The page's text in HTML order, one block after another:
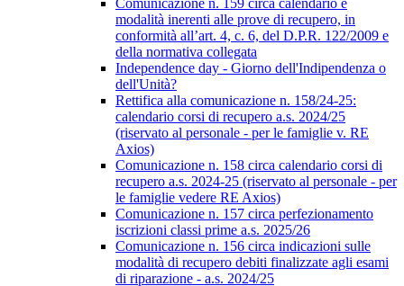
Comunicazione n. 159 circa calendario e
modalità inerenti alle prove di recupero, in
conformità all’art. 4, c. 6, del D.P.R. 122/2009 e
della normativa collegata
Independence day - Giorno dell'Indipendenza o
dell'Unità?
Rettifica alla comunicazione n. 158/24-25:
calendario corsi di recupero a.s. 2024/25
(riservato al personale - per le famiglie v. RE
Axios)
Comunicazione n. 158 circa calendario corsi di
recupero a.s. 2024-25 (riservato al personale - per
le famiglie vedere RE Axios)
Comunicazione n. 157 circa perfezionamento
iscrizioni classi prime a.s. 2025/26
Comunicazione n. 156 circa indicazioni sulle
modalità di recupero debiti finalizzate agli esami
di riparazione - a.s. 2024/25